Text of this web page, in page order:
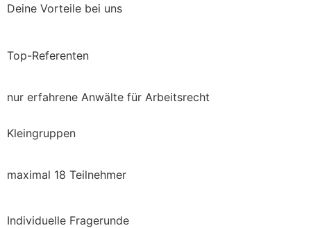
Deine Vorteile bei uns
Top-Referenten
nur erfahrene Anwälte für Arbeitsrecht
Kleingruppen
maximal 18 Teilnehmer
Individuelle Fragerunde